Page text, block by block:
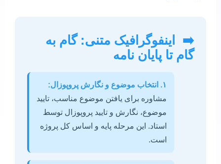
➡️
اینفوگرافیک متنی: گام به
گام تا پایان نامه
۱. انتخاب موضوع و نگارش پروپوزال:
مشاوره برای یافتن موضوع مناسب، تایید
موضوع، نگارش و تایید پروپوزال توسط
استاد. این مرحله پایه و اساس کل پروژه
است.